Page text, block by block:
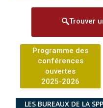
Trouver
Programme des
conférences
ouvertes
2025-2026
LES BUREAUX DE LA